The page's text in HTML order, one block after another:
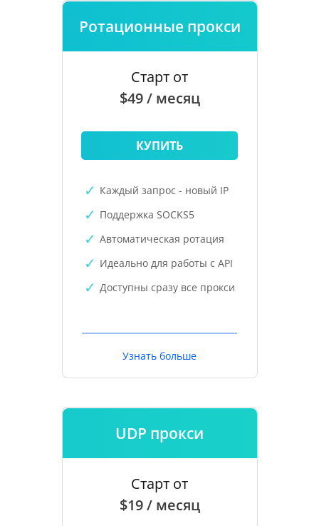
Ротационные прокси
Старт от
$49 / месяц
КУПИТЬ
Каждый запрос - новый IP
Поддержка SOCKS5
Автоматическая ротация
Идеально для работы с API
Доступны сразу все прокси
Узнать больше
UDP прокси
Старт от
$19 / месяц